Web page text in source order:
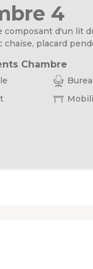
4
composant d'un lit
chaise, placard
Chambre